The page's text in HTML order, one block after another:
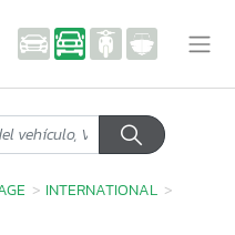
INTERNATIONAL